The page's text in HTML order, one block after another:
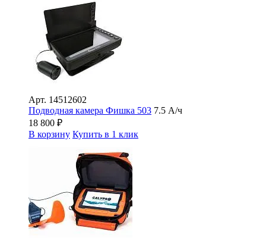
Арт. 14512602
Подводная камера Фишка 503 7.5 А/ч
18 800 ₽
В корзину Купить в 1 клик